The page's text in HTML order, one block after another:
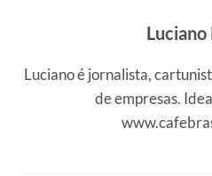
Luciano
Luciano é jornalista,
de empresas.